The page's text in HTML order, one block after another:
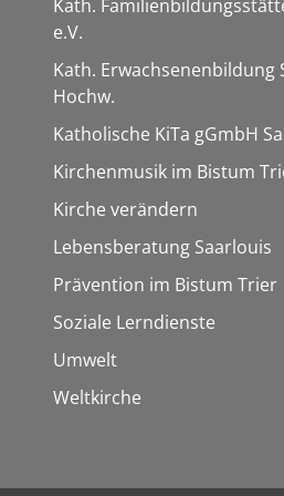
Kath.
e.V.
Kath. Erwachsenenbildung
Hochw.
Katholische KiTa gGmbH
Kirchenmusik im Bistum
Kirche verändern
Lebensberatung Saarlouis
Prävention im Bistum Trier
Soziale Lerndienste
Umwelt
Weltkirche